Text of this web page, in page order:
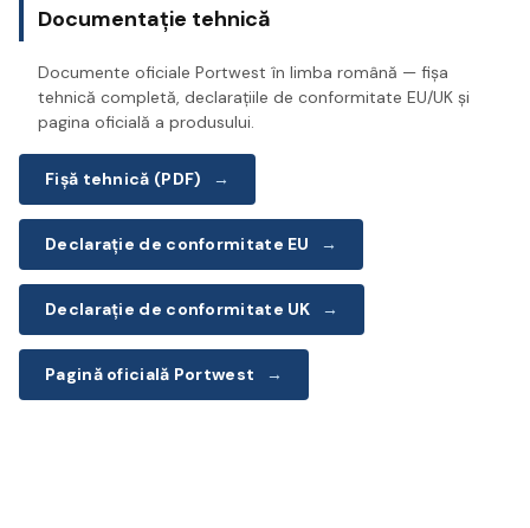
Documentație tehnică
Documente oficiale Portwest în limba română — fișa
tehnică completă, declarațiile de conformitate EU/UK și
pagina oficială a produsului.
Fișă tehnică (PDF) →
Declarație de conformitate EU →
Declarație de conformitate UK →
Pagină oficială Portwest →